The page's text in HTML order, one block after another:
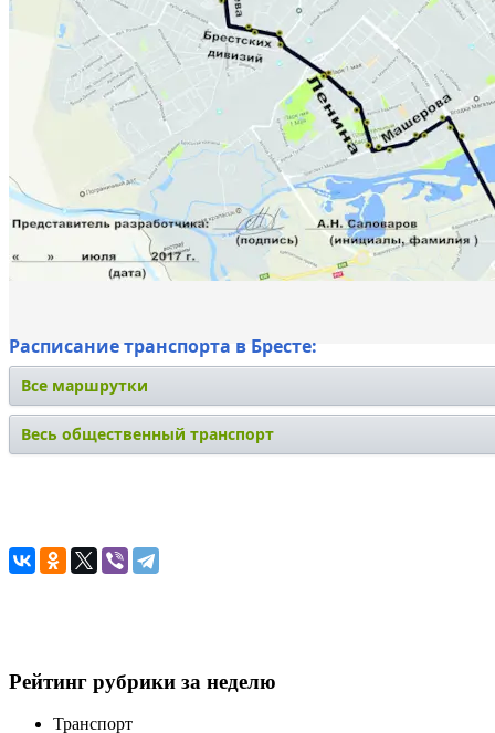
Расписание транспорта в Бресте:
Все маршрутки
Весь общественный транспорт
Рейтинг рубрики за неделю
Транспорт